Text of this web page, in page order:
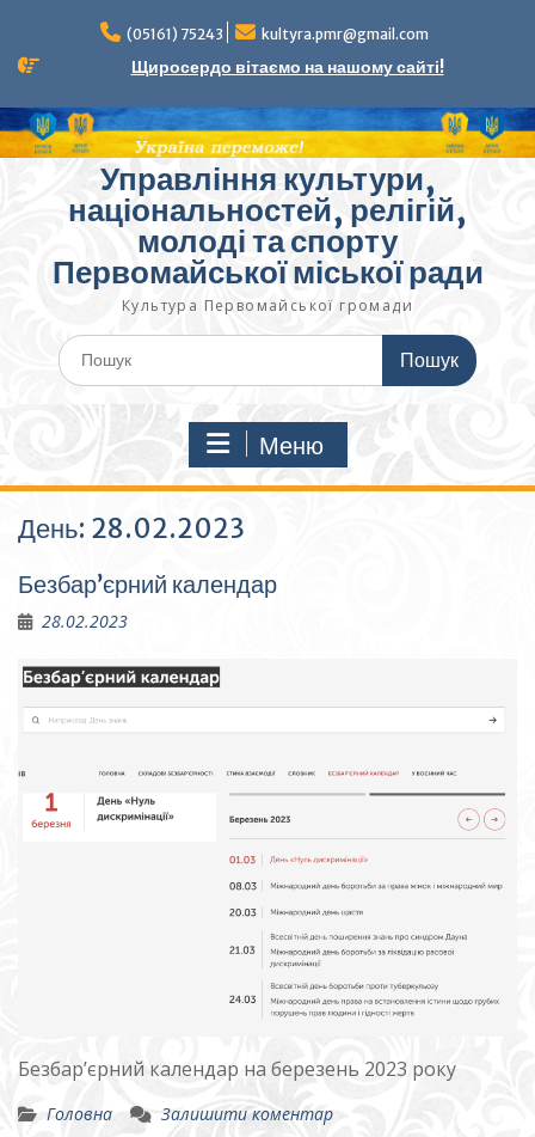
вмісту
(05161) 75243 kultyra.pmr@gmail.com
Щиросердо вітаємо на нашому сайті!
Управління культури,
національностей, релігій,
молоді та спорту
Первомайської міської ради
Культура Первомайcької громади
Шукати:
Меню
День: 28.02.2023
Безбар’єрний календар
28.02.2023
Безбар’єрний календар на березень 2023 року
Головна Залишити коментар